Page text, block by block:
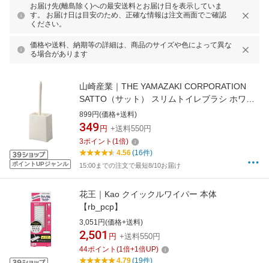
お届け先(離島除く)への最安送料とお届け日を表示していま
す。 お届け日は目安のため、正確な情報は注文画面でご確認
ください。
価格や送料、納期等の詳細は、商品のサイズや色によって異な
る場合があります
ポイントUPジャンル
山崎産業｜THE YAMAZAKI CORPORATION
SATTO（サット） スリムトイレブラシ ホワイ
ト（ケース付） 13505 ホワイト【rb_pcp】
899円(価格+送料)
349 円 +送料550円
3ポイント (1倍)
4.56(16件)
15:00までの注文で最短8/10お届け
花王｜Kao クイックルワイパー 本体
【rb_pcp】
3,051円(価格+送料)
2,501 円 +送料550円
44ポイント (1倍+1倍UP)
4.79(19件)